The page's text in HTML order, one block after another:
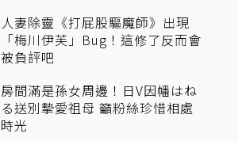
人妻除靈《打屁股驅魔師》出現
「梅川伊芙」Bug！這修了反而會
被負評吧
房間滿是孫女周邊！日V因幡はね
る送別摯愛祖母 籲粉絲珍惜相處
時光